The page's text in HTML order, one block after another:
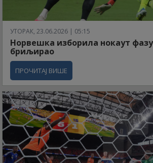
УТОРАК, 23.06.2026 | 05:15
Норвешка изборила нокаут
бриљирао
ПРОЧИТАЈ ВИШЕ